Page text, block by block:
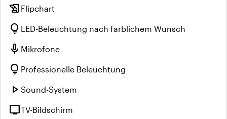
history_edu Flipchart
lightbulb LED-Beleuchtung nach farblichem Wunsch
mic Mikrofone
lightbulb Professionelle Beleuchtung
play_arrow Sound-System
tvTV-Bildschirm